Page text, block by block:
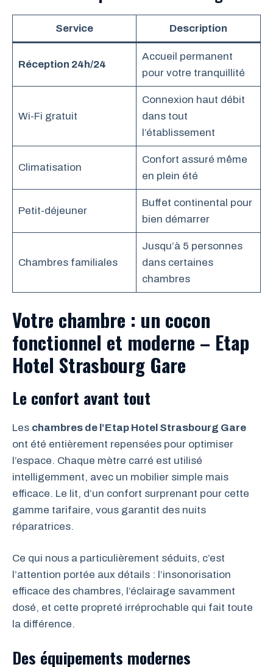
Service Description
Réception 24h/24
Accueil permanent
pour votre tranquillité
Wi-Fi gratuit
Connexion haut débit
dans tout
l’établissement
Climatisation
Confort assuré même
en plein été
Petit-déjeuner
Buffet continental pour
bien démarrer
Chambres familiales
Jusqu’à 5 personnes
dans certaines
chambres
Votre chambre : un cocon
fonctionnel et moderne – Etap
Hotel Strasbourg Gare
Le confort avant tout
Les chambres de l’Etap Hotel Strasbourg Gare
ont été entièrement repensées pour optimiser
l’espace. Chaque mètre carré est utilisé
intelligemment, avec un mobilier simple mais
efficace. Le lit, d’un confort surprenant pour cette
gamme tarifaire, vous garantit des nuits
réparatrices.
Ce qui nous a particulièrement séduits, c’est
l’attention portée aux détails : l’insonorisation
efficace des chambres, l’éclairage savamment
dosé, et cette propreté irréprochable qui fait toute
la différence.
Des équipements modernes